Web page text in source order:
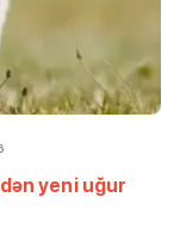
yeni uğur